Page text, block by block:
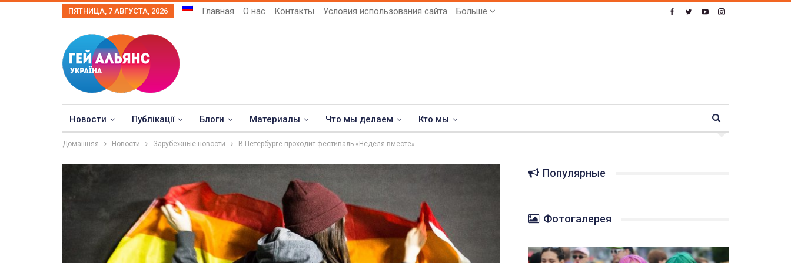
ПЯТНИЦА, 7 АВГУСТА, 2026 Главная О нас Контакты Условия использования сайта Больше
Новости Публікації Блоги Материалы Что мы делаем Кто мы
Домашняя Новости Зарубежные новости В Петербурге проходит фестиваль «Неделя вместе»
Популярные
Фотогалерея